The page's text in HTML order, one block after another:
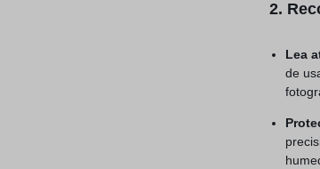
2.
Lea
de